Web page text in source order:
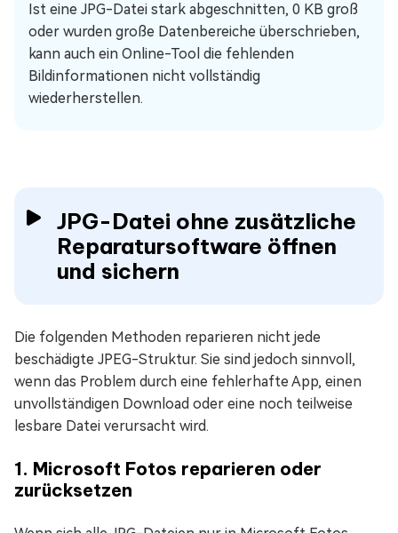
Ist eine JPG-Datei stark abgeschnitten, 0 KB groß
oder wurden große Datenbereiche überschrieben,
kann auch ein Online-Tool die fehlenden
Bildinformationen nicht vollständig
wiederherstellen.
JPG-Datei ohne zusätzliche
Reparatursoftware öffnen
und sichern
Die folgenden Methoden reparieren nicht jede
beschädigte JPEG-Struktur. Sie sind jedoch sinnvoll,
wenn das Problem durch eine fehlerhafte App, einen
unvollständigen Download oder eine noch teilweise
lesbare Datei verursacht wird.
1. Microsoft Fotos reparieren oder
zurücksetzen